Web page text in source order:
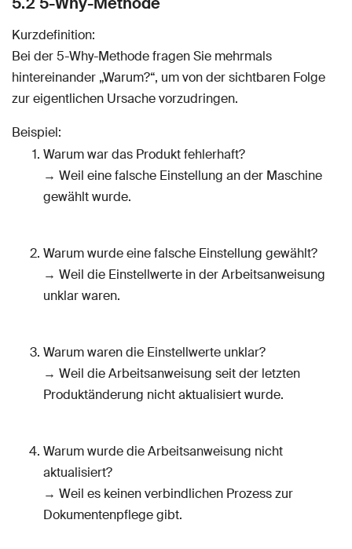
Kurzdefinition:
Bei der 5-Why-Methode fragen Sie mehrmals
hintereinander „Warum?“, um von der sichtbaren Folge
zur eigentlichen Ursache vorzudringen.
Beispiel:
Warum war das Produkt fehlerhaft?
→ Weil eine falsche Einstellung an der Maschine
gewählt wurde.
Warum wurde eine falsche Einstellung gewählt?
→ Weil die Einstellwerte in der Arbeitsanweisung
unklar waren.
Warum waren die Einstellwerte unklar?
→ Weil die Arbeitsanweisung seit der letzten
Produktänderung nicht aktualisiert wurde.
Warum wurde die Arbeitsanweisung nicht
aktualisiert?
→ Weil es keinen verbindlichen Prozess zur
Dokumentenpflege gibt.